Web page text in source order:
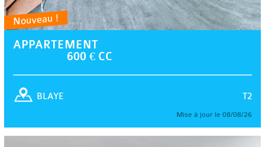
Nouveau !
APPARTEMENT
600 € CC
T2
BLAYE
Mise à jour le 08/08/26